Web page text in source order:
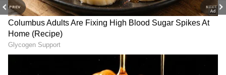
PREV NEXT
Folk Song: రియల్ లైఫ్ ప్రేమజంట పాటకు
యూట్యూబ్ లో 5 కోట్ల వ్యూస్, పాట వింటే
స్టెప్పులేయాల్సిందే
Motivational Song: కష్టాలన్నీ మీకే ఉన్నాయని
ఫీలౌతున్నారా? ఈ పాట వింటే ఎంత కష్టాన్నైనా